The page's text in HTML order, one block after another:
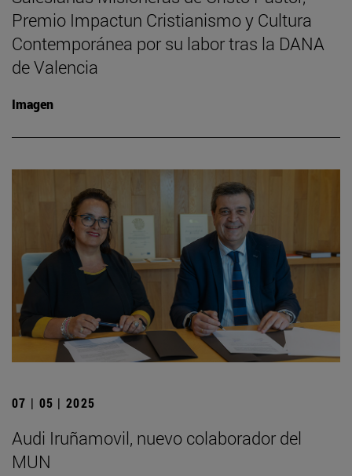
Premio Impactun Cristianismo y Cultura
Contemporánea por su labor tras la DANA
de Valencia
Imagen
07 | 05 | 2025
Audi Iruñamovil, nuevo colaborador del
MUN